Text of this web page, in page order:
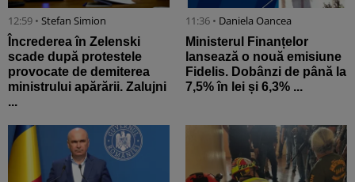
12:59 • Stefan Simion
Încrederea în Zelenski
scade după protestele
provocate de demiterea
ministrului apărării. Zalujni
...
11:36 • Daniela Oancea
Ministerul Finanțelor
lansează o nouă emisiune
Fidelis. Dobânzi de până la
7,5% în lei și 6,3% ...